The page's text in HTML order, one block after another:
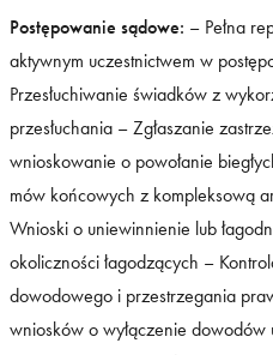
Postępowanie sądowe: – Pełna
aktywnym uczestnictwem w
Przesłuchiwanie świadków z
przesłuchania – Zgłaszanie
wnioskowanie o powołanie
mów końcowych z kompleksową
Wnioski o uniewinnienie lub
okoliczności łagodzących –
dowodowego i przestrzegania
wniosków o wyłączenie